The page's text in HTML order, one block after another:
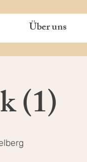
Über uns
(1)